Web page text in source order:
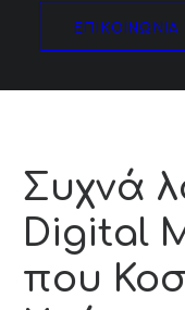
ΕΠΙΚΟΙΝΩΝΙΑ
Συχνά
Digital
που